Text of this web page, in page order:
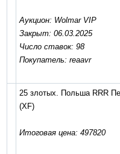
Аукцион: Wolmar VIP
Закрыт: 06.03.2025
Число ставок: 98
Покупатель: reaavr
25 злотых. Польша RRR
(XF)
Итоговая цена: 497820